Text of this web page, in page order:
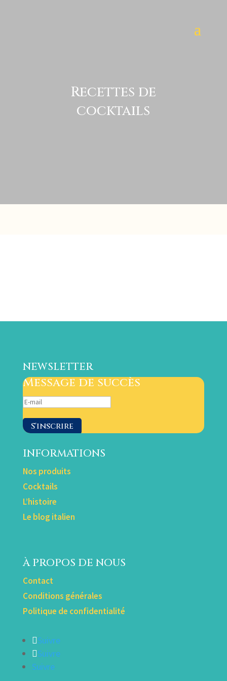
Recettes de
cocktails
NEWSLETTER
Message de succès
S'inscrire
INFORMATIONS
Nos produits
Cocktails
L’histoire
Le blog italien
À PROPOS DE NOUS
Contact
Conditions générales
Politique de confidentialité
Suivre
Suivre
Suivre